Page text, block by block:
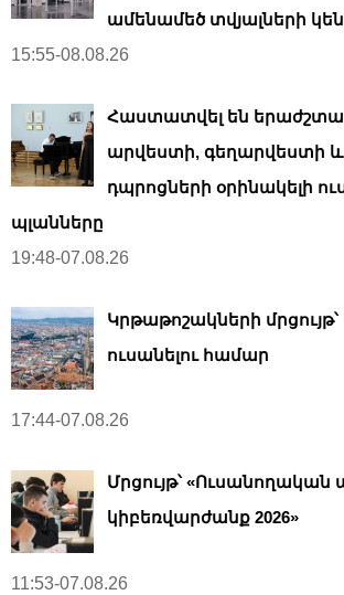
ամենամեծ տվյալների
15:55-08.08.26
Հաստատվել են
արվեստի, գեղարվեստի
դպրոցների օրինակելի
պլանները
19:48-07.08.26
Կրթաթոշակների
ուսանելու համար
17:44-07.08.26
Մրցույթ՝ «Ուսանողական
կիբեռվարժանք 2026»
11:53-07.08.26